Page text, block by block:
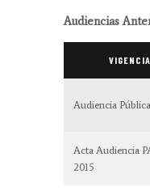
Audiencias
VIGENCIA
Audiencia
Acta Audiencia
2015